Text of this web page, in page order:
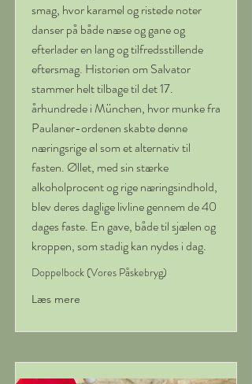
smag, hvor karamel og ristede noter
danser på både næse og gane og
efterlader en lang og tilfredsstillende
eftersmag. Historien om Salvator
stammer helt tilbage til det 17.
århundrede i München, hvor munke fra
Paulaner-ordenen skabte denne
næringsrige øl som et alternativ til
fasten. Øllet, med sin stærke
alkoholprocent og rige næringsindhold,
blev deres daglige livline gennem de 40
dages faste. En gave, både til sjælen og
kroppen, som stadig kan nydes i dag.
Doppelbock (Vores Påskebryg)
Læs mere